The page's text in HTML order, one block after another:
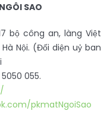
SAO
bộ công an, làng Việt
Nội. (Đối diện uỷ ban
055.
pkmatNgoiSao